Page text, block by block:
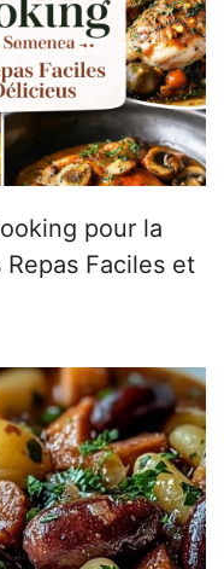
pour la
Repas Faciles et